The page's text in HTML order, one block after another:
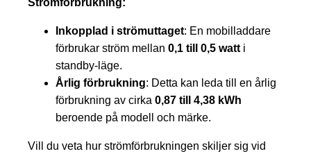
Inkopplad i strömuttaget: En mobilladdare
förbrukar ström mellan 0,1 till 0,5 watt i
standby-läge.
Årlig förbrukning: Detta kan leda till en årlig
förbrukning av cirka 0,87 till 4,38 kWh
beroende på modell och märke.
Vill du veta hur strömförbrukningen skiljer sig vid